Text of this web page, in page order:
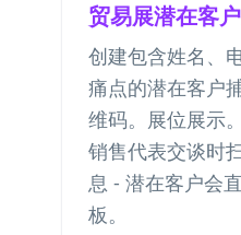
贸易展潜在客
创建包含姓名、
痛点的潜在客户
维码。展位展示
销售代表交谈时
息 - 潜在客户会
板。